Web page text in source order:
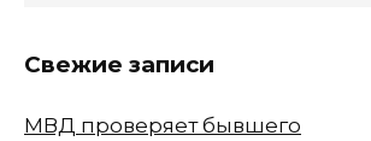
Свежие записи
МВД проверяет бывшего